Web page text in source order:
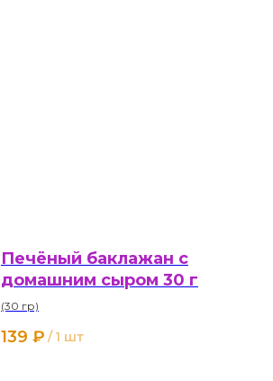
Печёный баклажан с
домашним сыром 30 г
(30 гр)
139 ₽ / 1 шт